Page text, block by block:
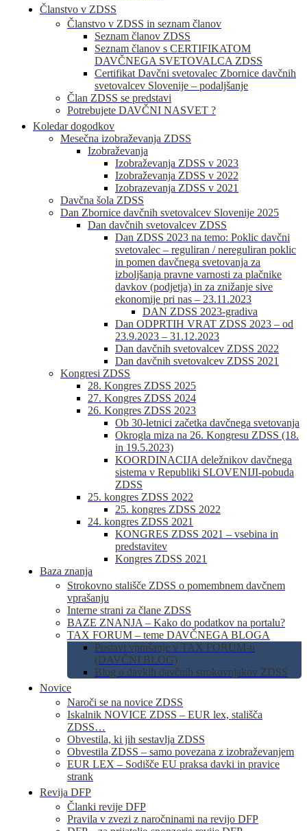
Članstvo v ZDSS
Članstvo v ZDSS in seznam članov
Seznam članov ZDSS
Seznam članov s CERTIFIKATOM
DAVČNEGA SVETOVALCA ZDSS
Certifikat Davčni svetovalec Zbornice davčnih
svetovalcev Slovenije – podaljšanje
Član ZDSS se predstavi
Potrebujete DAVČNI NASVET ?
Koledar dogodkov
Mesečna izobraževanja ZDSS
Izobraževanja
Izobraževanja ZDSS v 2023
Izobraževanja ZDSS v 2022
Izobrazevanja ZDSS v 2021
Davčna šola ZDSS
Dan Zbornice davčnih svetovalcev Slovenije 2025
Dan davčnih svetovalcev ZDSS
Dan ZDSS 2023 na temo: Poklic davčni
svetovalec – reguliran / nereguliran poklic
in pomen davčnega svetovanja za
izboljšanja pravne varnosti za plačnike
davkov (podjetja) in za znižanje sive
ekonomije pri nas – 23.11.2023
DAN ZDSS 2023-gradiva
Dan ODPRTIH VRAT ZDSS 2023 – od
23.9.2023 – 31.12.2023
Dan davčnih svetovalcev ZDSS 2022
Dan davčnih svetovalcev ZDSS 2021
Kongresi ZDSS
28. Kongres ZDSS 2025
27. Kongres ZDSS 2024
26. Kongres ZDSS 2023
Ob 30-letnici začetka davčnega svetovanja
Okrogla miza na 26. Kongresu ZDSS (18.
in 19.5.2023)
KOORDINACIJA deležnikov davčnega
sistema v Republiki SLOVENIJI-pobuda
ZDSS
25. kongres ZDSS 2022
25. kongres ZDSS 2022
24. kongres ZDSS 2021
KONGRES ZDSS 2021 – vsebina in
predstavitev
Kongres ZDSS 2021
Baza znanja
Strokovno stališče ZDSS o pomembnem davčnem
vprašanju
Interne strani za člane ZDSS
BAZE ZNANJA – Kako do podatkov na portalu?
TAX FORUM – teme DAVČNEGA BLOGA
Postavi vprašanje v TAX FORUM-u
(DAVČNI BLOG)
Blog o davkih davčnih strokovnjakov ZDSS
Novice
Naroči se na novice ZDSS
Iskalnik NOVICE ZDSS – EUR lex, stališča
ZDSS…
Obvestila, ki jih sestavlja ZDSS
Obvestila ZDSS – samo povezana z izobraževanjem
EUR LEX – Sodišče EU praksa davki in pravice
strank
Revija DFP
Članki revije DFP
Pravila v zvezi z naročninami na revijo DFP